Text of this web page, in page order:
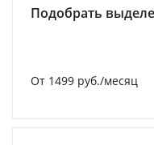
Подобрать
От 1499 руб./месяц